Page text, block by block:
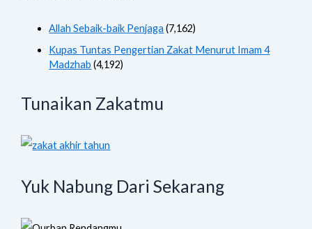
Allah Sebaik-baik Penjaga (7,162)
Kupas Tuntas Pengertian Zakat Menurut Imam 4
Madzhab (4,192)
Tunaikan Zakatmu
Yuk Nabung Dari Sekarang